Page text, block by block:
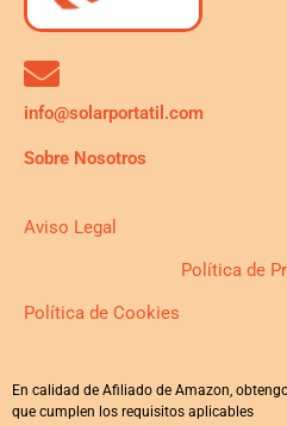
info@solarportatil.com
Sobre Nosotros
Aviso Legal
Política de
Política de Cookies
En calidad de Afiliado de Amazon,
que cumplen los requisitos aplicables